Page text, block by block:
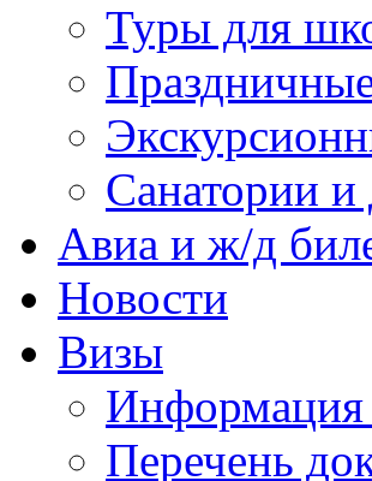
Туры для
Санатории и
Авиа и ж/д
Новости
Визы
Информация
Перечень